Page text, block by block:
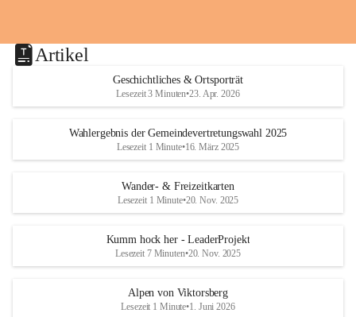
Artikel
Geschichtliches & Ortsporträt
Lesezeit 3 Minuten•23. Apr. 2026
Wahlergebnis der Gemeindevertretungswahl 2025
Lesezeit 1 Minute•16. März 2025
Wander- & Freizeitkarten
Lesezeit 1 Minute•20. Nov. 2025
Kumm hock her - LeaderProjekt
Lesezeit 7 Minuten•20. Nov. 2025
Alpen von Viktorsberg
Lesezeit 1 Minute•1. Juni 2026